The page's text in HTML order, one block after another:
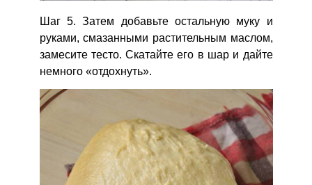
Шаг 5. Затем добавьте остальную муку и
руками, смазанными растительным маслом,
замесите тесто. Скатайте его в шар и дайте
немного «отдохнуть».